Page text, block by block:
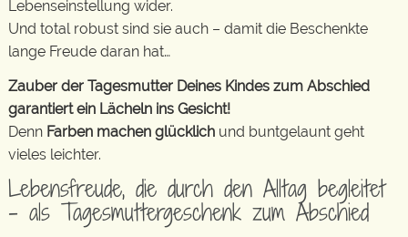
Lebenseinstellung wider.
Und total robust sind sie auch – damit die Beschenkte
lange Freude daran hat…
Zauber der Tagesmutter Deines Kindes zum Abschied
garantiert ein Lächeln ins Gesicht!
Denn Farben machen glücklich und buntgelaunt geht
vieles leichter.
Lebensfreude, die durch den Alltag begleitet
– als Tagesmuttergeschenk zum Abschied